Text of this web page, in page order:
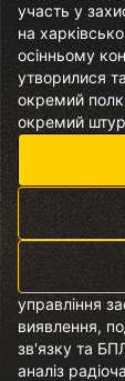
участь у
на
осінньому
утворилися
окремий полк
окремий
управління
виявлення,
зв'язку та
аналіз